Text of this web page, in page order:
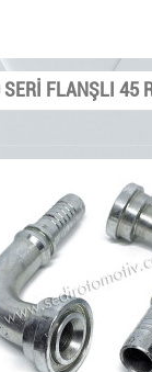
FLANŞLI 45